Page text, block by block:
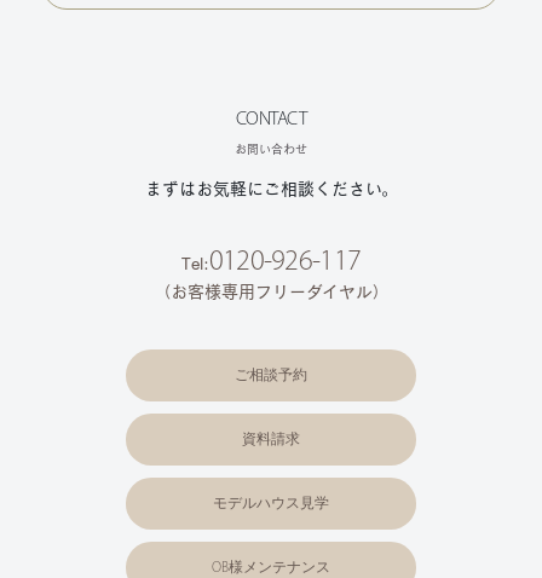
CONTACT
お問い合わせ
まずはお気軽にご相談ください。
Tel:0120-926-117
（お客様専用フリーダイヤル）
ご相談予約
資料請求
モデルハウス見学
OB様メンテナンス